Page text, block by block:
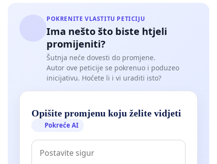
POKRENITE VLASTITU PETICIJU
Ima nešto što biste htjeli
promijeniti?
Šutnja neće dovesti do promjene.
Autor ove peticije se pokrenuo i poduzeo
inicijativu. Hoćete li i vi uraditi isto?
Opišite promjenu koju želite vidjeti
Pokreće AI